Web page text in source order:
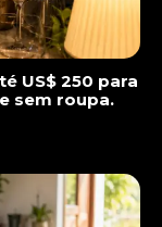
US$ 250 para
sem roupa.